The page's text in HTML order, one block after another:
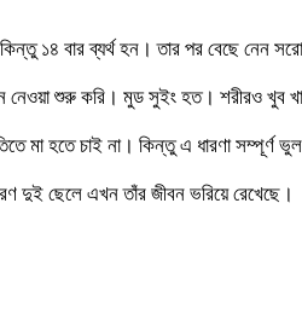
১৪ বার ব্যর্থ হন। তার পর বেছে নেন
নেওয়া শুরু করি। মুড সুইং হত। শরীরও খুব
মা হতে চাই না। কিন্তু এ ধারণা সম্পূর্ণ
দুই ছেলে এখন তাঁর জীবন ভরিয়ে রেখেছে।